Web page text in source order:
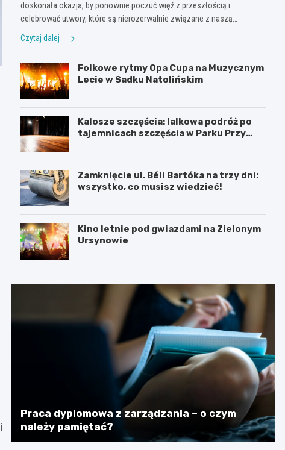
doskonała okazja, by ponownie poczuć więź z przeszłością i
celebrować utwory, które są nierozerwalnie związane z naszą…
Czytaj dalej
Folkowe rytmy Opa Cupa na Muzycznym
Lecie w Sadku Natolińskim
Kalosze szczęścia: lalkowa podróż po
tajemnicach szczęścia w Parku Przy
Zamknięcie ul. Béli Bartóka na trzy dni:
wszystko, co musisz wiedzieć!
Kino letnie pod gwiazdami na Zielonym
Ursynowie
Praca dyplomowa z zarządzania – o czym
należy pamiętać?